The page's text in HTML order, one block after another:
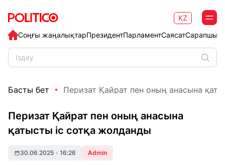
Соңғы жаңалықтарПрезидентПарламентСаясат
KZ
Басты бет Перизат Қайрат пен оның анасына
Перизат Қайрат пен оның анасына
қатысты іс сотқа жолданды
30.06.2025 • 16:26 Admin